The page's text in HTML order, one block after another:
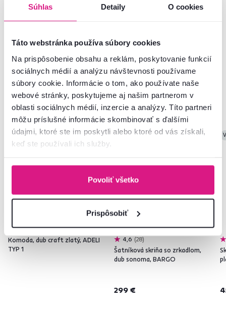
Súhlas Detaily O cookies
Táto webstránka používa súbory cookies
Na prispôsobenie obsahu a reklám, poskytovanie funkcií
sociálnych médií a analýzu návštevnosti používame
súbory cookie. Informácie o tom, ako používate naše
webové stránky, poskytujeme aj našim partnerom v
oblasti sociálnych médií, inzercie a analýzy. Títo partneri
môžu príslušné informácie skombinovať s ďalšími
údajmi, ktoré ste im poskytli alebo ktoré od vás získali,
keď ste používali ich služby.
Povoliť všetko
Prispôsobiť
Kontaktujte nás a my vám radi poradíme
Podobné produkty
Komoda, dub craft zlatý, ADELI
TYP 1
Zadarmo
4,6 28
Šatníková skriňa so zrkadlom,
dub sonoma, BARGO
299 €